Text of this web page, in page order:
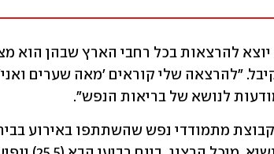
לנושא של בריאות הנפש".